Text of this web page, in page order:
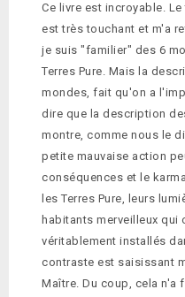
Ce livre est incroyable.
est très touchant et m'a
je suis "familier" des 6
Terres Pure. Mais la
mondes, fait qu'on a
dire que la description
montre, comme nous le
petite mauvaise action
conséquences et le
les Terres Pure, leurs
habitants merveilleux qui
véritablement installés
contraste est saisissant
Maître. Du coup, cela n'a